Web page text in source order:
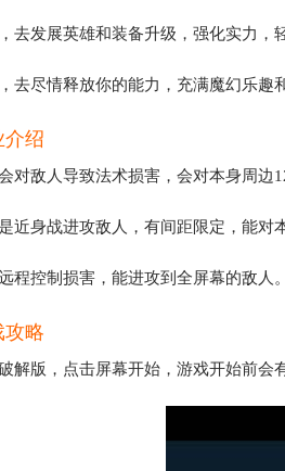
去发展英雄和装备升级，强化实力，
去尽情释放你的能力，充满魔幻乐趣
介绍
对敌人导致法术损害，会对本身周边
近身战进攻敌人，有间距限定，能对
程控制损害，能进攻到全屏幕的敌人
攻略
解版，点击屏幕开始，游戏开始前会